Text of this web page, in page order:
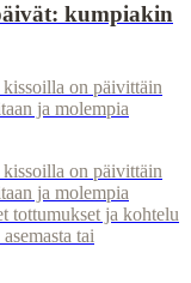
kumpiakin
kissoilla on päivittäin
ja molempia
kissoilla on päivittäin
ja molempia
tottumukset ja kohtelu
tai